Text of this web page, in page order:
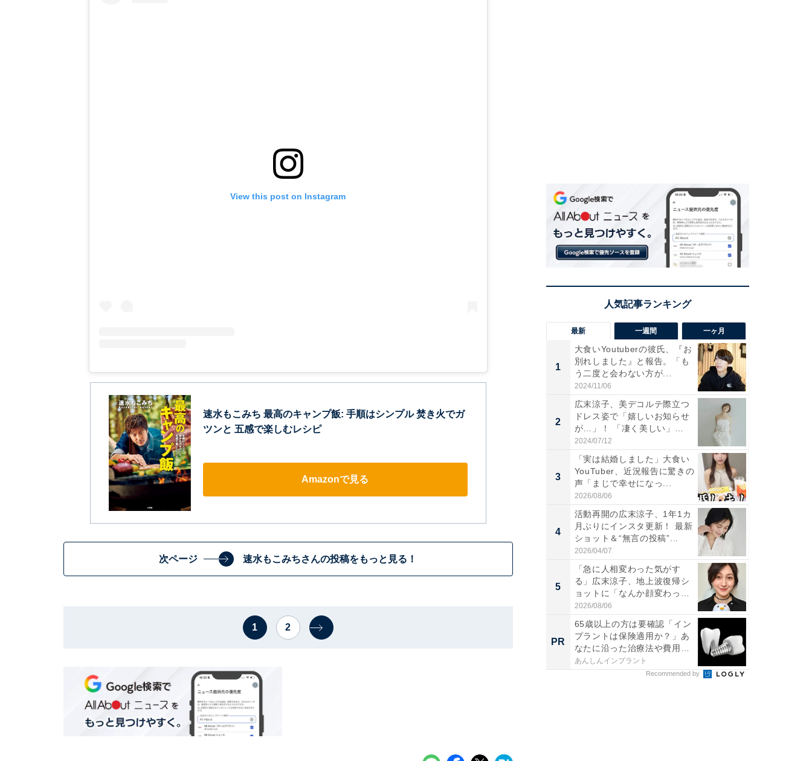
View this post on Instagram
速水もこみち 最高のキャンプ飯: 手順はシンプル 焚き火でガ
ツンと 五感で楽しむレシピ
Amazonで見る
次ページ 速水もこみちさんの投稿をもっと見る！
1 2
最新 一週間 一ヶ月
1
大食いYoutuberの彼氏、『お
別れしました』と報告。「も
う二度と会わない方が...
2024/11/06
2
広末涼子、美デコルテ際立つ
ドレス姿で「嬉しいお知らせ
が…」！ 「凄く美しい」
「透...
2024/07/12
3
「実は結婚しました」大食い
YouTuber、近況報告に驚きの
声「まじで幸せになっ...
2026/08/06
4
活動再開の広末涼子、1年1カ
月ぶりにインスタ更新！ 最新
ショット＆“無言の投稿”...
2026/04/07
5
「急に人相変わった気がす
る」広末涼子、地上波復帰シ
ョットに「なんか顔変わっ
た」の...
2026/08/06
PR
65歳以上の方は要確認「イン
プラントは保険適用か？」あ
なたに沿った治療法や費用
を...
あんしんインプラント
Recommended by